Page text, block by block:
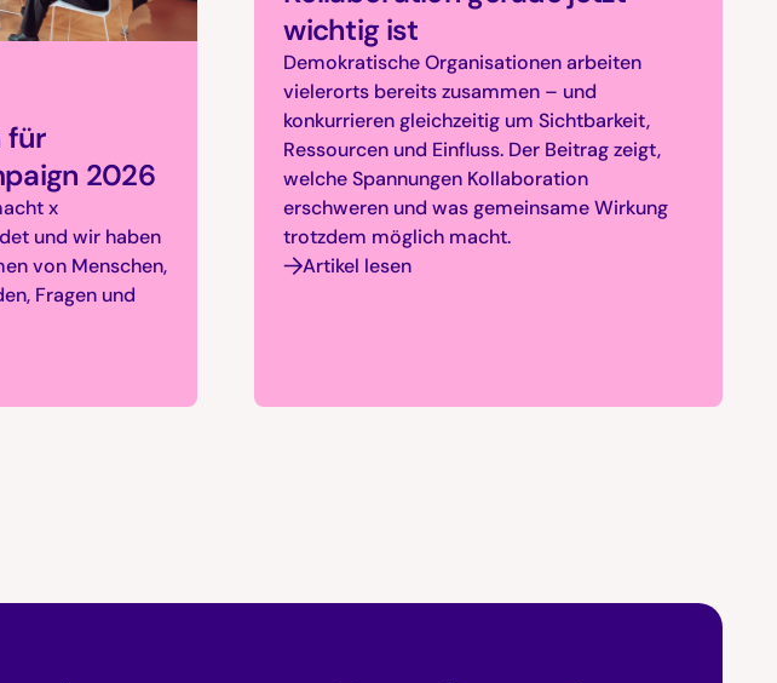
für
2026
x
und wir haben
von Menschen,
Fragen und
wichtig ist
Demokratische Organisationen arbeiten
vielerorts bereits zusammen – und
konkurrieren gleichzeitig um Sichtbarkeit,
Ressourcen und Einfluss. Der Beitrag zeigt,
welche Spannungen Kollaboration
erschweren und was gemeinsame Wirkung
trotzdem möglich macht.
Artikel lesen